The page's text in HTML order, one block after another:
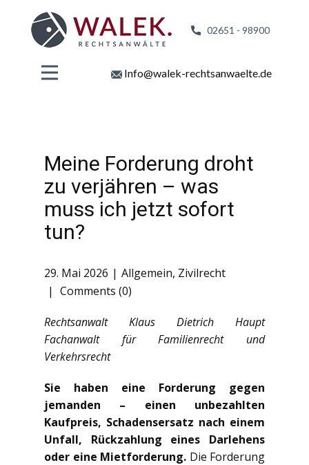
02651 - 98900
Info@walek-rechtsanwaelte.de
Meine Forderung droht
zu verjähren – was
muss ich jetzt sofort
tun?
29. Mai 2026 Allgemein, Zivilrecht
Comments (0)
Rechtsanwalt Klaus Dietrich Haupt
Fachanwalt für Familienrecht und
Verkehrsrecht
Sie haben eine Forderung gegen
jemanden – einen unbezahlten
Kaufpreis, Schadensersatz nach einem
Unfall, Rückzahlung eines Darlehens
oder eine Mietforderung. Die Forderung